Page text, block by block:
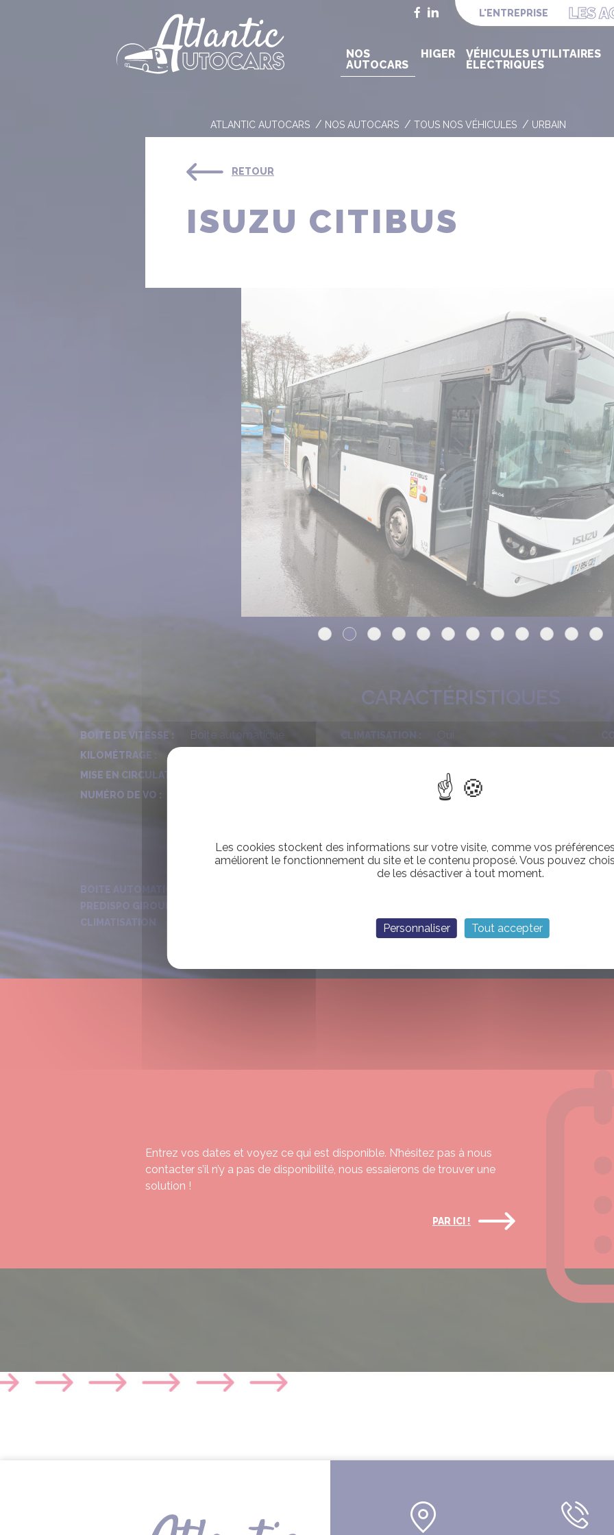
FacebookLinkedInL'ENTREPRISE LES
NOS
AUTOCARS
HIGER
VÉHICULES UTILITAIRES
ÉLECTRIQUES
ATLANTIC AUTOCARS NOS AUTOCARS TOUS NOS VÉHICULES URBAIN
RETOUR
ISUZU CITIBUS
CARACTÉRISTIQUES
BOITE DE VITESSE : Boite automatique CLIMATISATION : Oui
KILOMÉTRAGE :
MISE EN CIRCULATION - ANNÉE : NOMBRE DE PLACES :
NUMÉRO DE VO :
NOS ÉQUIPEMENTS
BOITE AUTOMATIQUE
PREDISPO GIROUETTES
CLIMATISATION
RESERVER VOTRE
Entrez vos dates et voyez ce qui est disponible. N’hésitez pas à nous
contacter s’il n’y a pas de disponibilité, nous essaierons de trouver une
solution !
PAR ICI !
Les cookies stockent des informations sur votre visite, comme vos
améliorent le fonctionnement du site et le contenu proposé. Vous pouvez
de les désactiver à tout moment.
Tout accepter
Personnaliser